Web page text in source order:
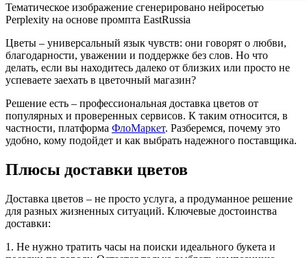
Тематическое изображение сгенерировано нейросетью
Perplexity на основе промпта EastRussia
Цветы – универсальный язык чувств: они говорят о любви,
благодарности, уважении и поддержке без слов. Но что
делать, если вы находитесь далеко от близких или просто не
успеваете заехать в цветочный магазин?
Решение есть – профессиональная доставка цветов от
популярных и проверенных сервисов. К таким относится, в
частности, платформа ФлоМаркет. Разберемся, почему это
удобно, кому подойдет и как выбрать надежного поставщика.
Плюсы доставки цветов
Доставка цветов – не просто услуга, а продуманное решение
для разных жизненных ситуаций. Ключевые достоинства
доставки:
1. Не нужно тратить часы на поиски идеального букета и